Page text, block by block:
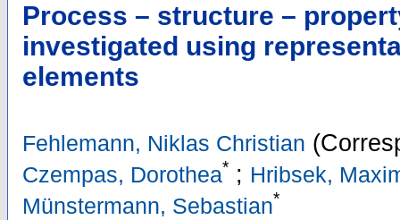
Process – structure –
investigated using
elements
Fehlemann, Niklas Christian
Czempas, Dorothea* ; Hribsek,
Münstermann, Sebastian*